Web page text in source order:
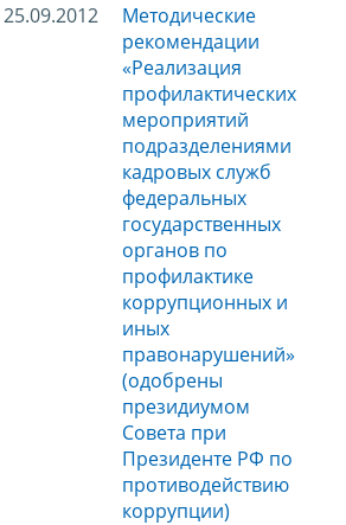
25.09.2012
Методические
рекомендации
«Реализация
профилактических
мероприятий
подразделениями
кадровых служб
федеральных
государственных
органов по
профилактике
коррупционных и
иных
правонарушений»
(одобрены
президиумом
Совета при
Президенте РФ по
противодействию
коррупции)